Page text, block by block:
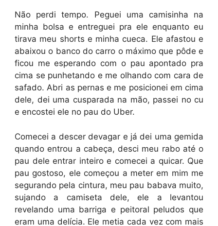
Não perdi tempo. Peguei uma camisinha na
minha bolsa e entreguei pra ele enquanto eu
tirava meu shorts e minha cueca. Ele afastou e
abaixou o banco do carro o máximo que pôde e
ficou me esperando com o pau apontado pra
cima se punhetando e me olhando com cara de
safado. Abri as pernas e me posicionei em cima
dele, dei uma cusparada na mão, passei no cu
e encostei ele no pau do Uber.
Comecei a descer devagar e já dei uma gemida
quando entrou a cabeça, desci meu rabo até o
pau dele entrar inteiro e comecei a quicar. Que
pau gostoso, ele começou a meter em mim me
segurando pela cintura, meu pau babava muito,
sujando a camiseta dele, ele a levantou
revelando uma barriga e peitoral peludos que
eram uma delícia. Ele metia cada vez com mais